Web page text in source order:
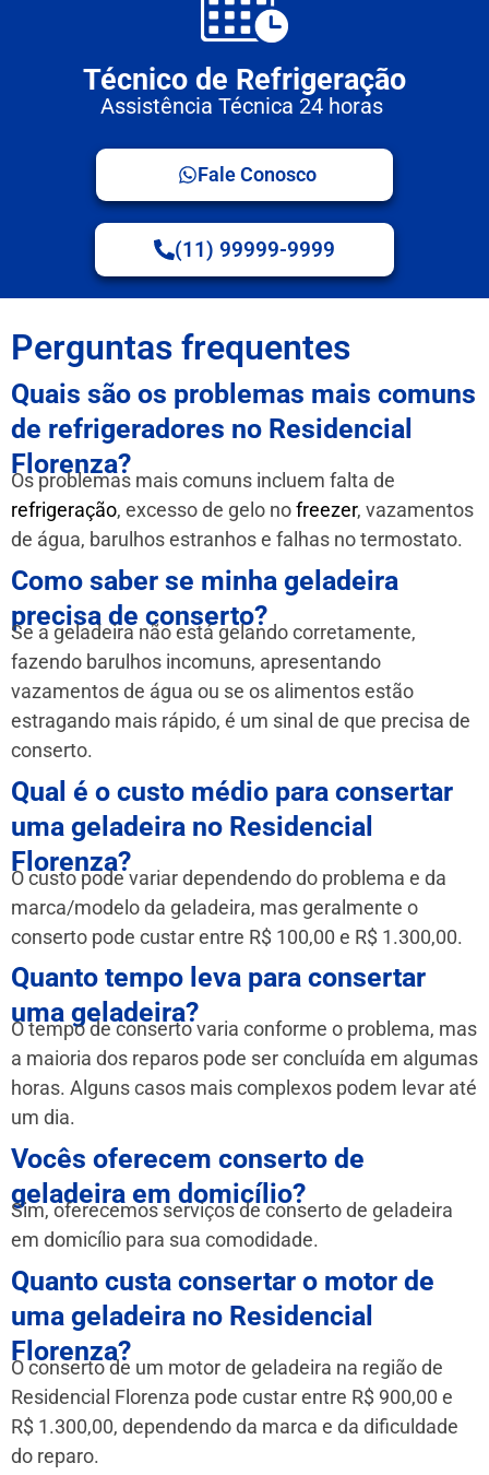
Técnico de Refrigeração
Assistência Técnica 24 horas
Fale Conosco
(11) 99999-9999
Perguntas frequentes
Quais são os problemas mais comuns
de refrigeradores no Residencial
Florenza?
Os problemas mais comuns incluem falta de
refrigeração, excesso de gelo nofreezer, vazamentos
de água, barulhos estranhos e falhas no termostato.
Como saber se minha geladeira
precisa de conserto?
Se a geladeira não está gelando corretamente,
fazendo barulhos incomuns, apresentando
vazamentos de água ou se os alimentos estão
estragando mais rápido, é um sinal de que precisa de
conserto.
Qual é o custo médio para consertar
uma geladeira no Residencial
Florenza?
O custo pode variar dependendo do problema e da
marca/modelo da geladeira, mas geralmente o
conserto pode custar entre R$ 100,00 e R$ 1.300,00.
Quanto tempo leva para consertar
uma geladeira?
O tempo de conserto varia conforme o problema, mas
a maioria dos reparos pode ser concluída em algumas
horas. Alguns casos mais complexos podem levar até
um dia.
Vocês oferecem conserto de
geladeira em domicílio?
Sim, oferecemos serviços de conserto de geladeira
em domicílio para sua comodidade.
Quanto custa consertar o motor de
uma geladeira no Residencial
Florenza?
O conserto de um motor de geladeira na região de
Residencial Florenza pode custar entre R$ 900,00 e
R$ 1.300,00, dependendo da marca e da dificuldade
do reparo.